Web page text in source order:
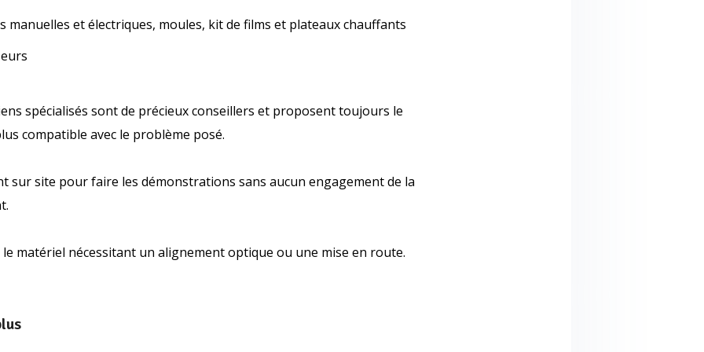
manuelles et électriques, moules, kit de films et plateaux chauffants
spécialisés sont de précieux conseillers et proposent toujours le
compatible avec le problème posé.
sur site pour faire les démonstrations sans aucun engagement de la
matériel nécessitant un alignement optique ou une mise en route.